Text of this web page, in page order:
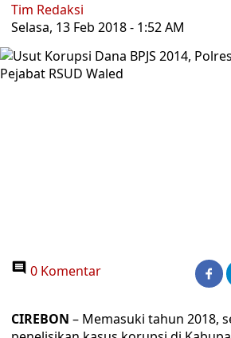
Tim Redaksi
Selasa, 13 Feb 2018 - 1:52 AM
0 Komentar
CIREBON – Memasuki tahun 2018,